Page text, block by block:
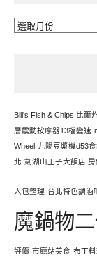
每
Bill's Fish & Chips 比爾
層震動按摩器13檔變速
Wheel 九陽豆漿機d53
北 劍湖山王子大飯店 房
人包整理 台北特色調酒
魔鍋物
評價 市廳站美食 布丁料